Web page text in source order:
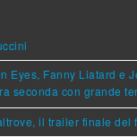
Eyes, Fanny Liatard e
seconda con grande
il trailer finale del